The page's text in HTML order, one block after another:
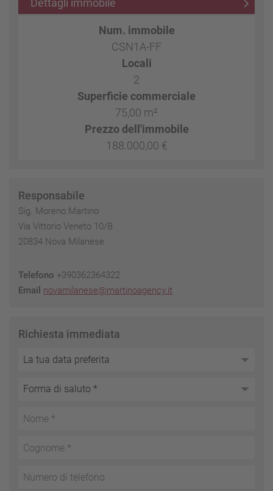
Dettagli immobile
Num. immobile
CSN1A-FF
Locali
2
Superficie commerciale
75,00 m²
Prezzo dell'immobile
188.000,00 €
Responsabile
Sig. Moreno Martino
Via Vittorio Veneto 10/B
20834 Nova Milanese
Telefono +390362364322
Email novamilanese@martinoagency.it
Richiesta immediata